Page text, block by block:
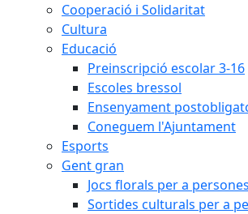
Cooperació i Solidaritat
Cultura
Educació
Preinscripció escolar 3-16
Escoles bressol
Ensenyament
Coneguem l'Ajuntament
Esports
Gent gran
Jocs florals per a
Sortides culturals per a